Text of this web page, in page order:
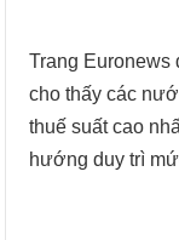
Trang Euronews
cho thấy các
thuế suất cao
hướng duy trì